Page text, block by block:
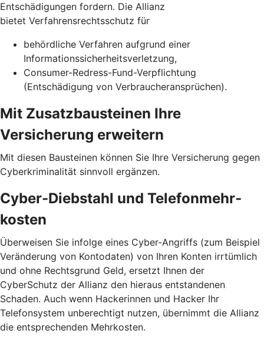
Entschädigungen fordern. Die Allianz
bietet Verfahrensrechtsschutz für
behördliche Verfahren aufgrund einer
Informationssicherheits­verletzung,
Consumer-Redress-Fund-Verpflichtung
(Entschädigung von Verbraucheransprüchen).
Mit Zusatzbausteinen Ihre
Versicherung erweitern
Mit diesen Bausteinen können Sie Ihre Versicherung gegen
Cyberkriminalität sinnvoll ergänzen.
Cyber-Diebstahl und Telefon­mehr­
kosten
Überweisen Sie infolge eines Cyber-Angriffs (zum Beispiel
Veränderung von Kontodaten) von Ihren Konten irrtümlich
und ohne Rechtsgrund Geld, ersetzt Ihnen der
CyberSchutz der Allianz den hieraus entstandenen
Schaden. Auch wenn Hackerinnen und Hacker Ihr
Telefonsystem unberechtigt nutzen, übernimmt die Allianz
die entsprechenden Mehrkosten.